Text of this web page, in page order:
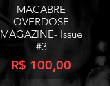
Visualização rápida
MACABRE
OVERDOSE
MAGAZINE- Issue
#3
Preço
R$ 100,00